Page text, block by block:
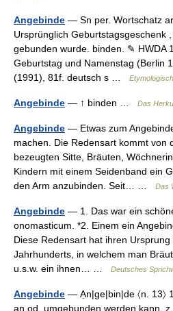
Angebinde — Sn per. Wortschatz
Ursprünglich Geburtstagsgeschenk
gebunden wurde. binden. ✎ HWDA
Geburtstag und Namenstag (Berlin
(1991), 81f. deutsch s …
Angebinde — ↑ binden … Das
Angebinde — Etwas zum
machen. Die Redensart kommt von
bezeugten Sitte, Bräuten,
Kindern mit einem Seidenband ein
den Arm anzubinden. Seit… …
Das
Angebinde — 1. Das war ein
onomasticum. *2. Einem ein
Diese Redensart hat ihren Ursprung
Jahrhunderts, in welchem man
u.s.w. ein ihnen… …
Deutsches
Angebinde — Ạn|ge|bin|de 〈n. 13〉
an od. umgebunden werden kann, z.